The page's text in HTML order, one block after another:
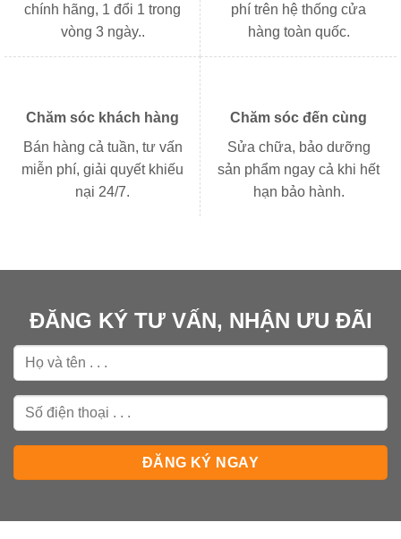
chính hãng, 1 đổi 1 trong
vòng 3 ngày..
phí trên hệ thống cửa
hàng toàn quốc.
Chăm sóc khách hàng
Bán hàng cả tuần, tư vấn
miễn phí, giải quyết khiếu
nại 24/7.
Chăm sóc đến cùng
Sửa chữa, bảo dưỡng
sản phẩm ngay cả khi hết
hạn bảo hành.
ĐĂNG KÝ TƯ VẤN, NHẬN ƯU ĐÃI